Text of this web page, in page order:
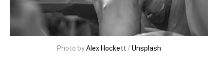
Photo byAlex Hockett / Unsplash